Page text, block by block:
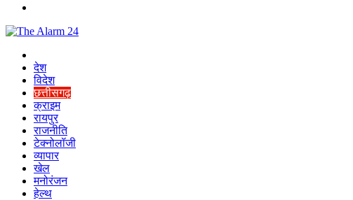
देश
विदेश
छत्तीसगढ़
क्राइम
रायपुर
राजनीति
टेक्नोलॉजी
व्यापार
खेल
मनोरंजन
हेल्थ